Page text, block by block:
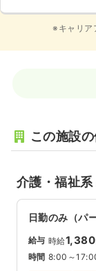
※キャリア
この施設
介護・福祉系
日勤のみ（パ
給与 時給1,380
時間 8:00～